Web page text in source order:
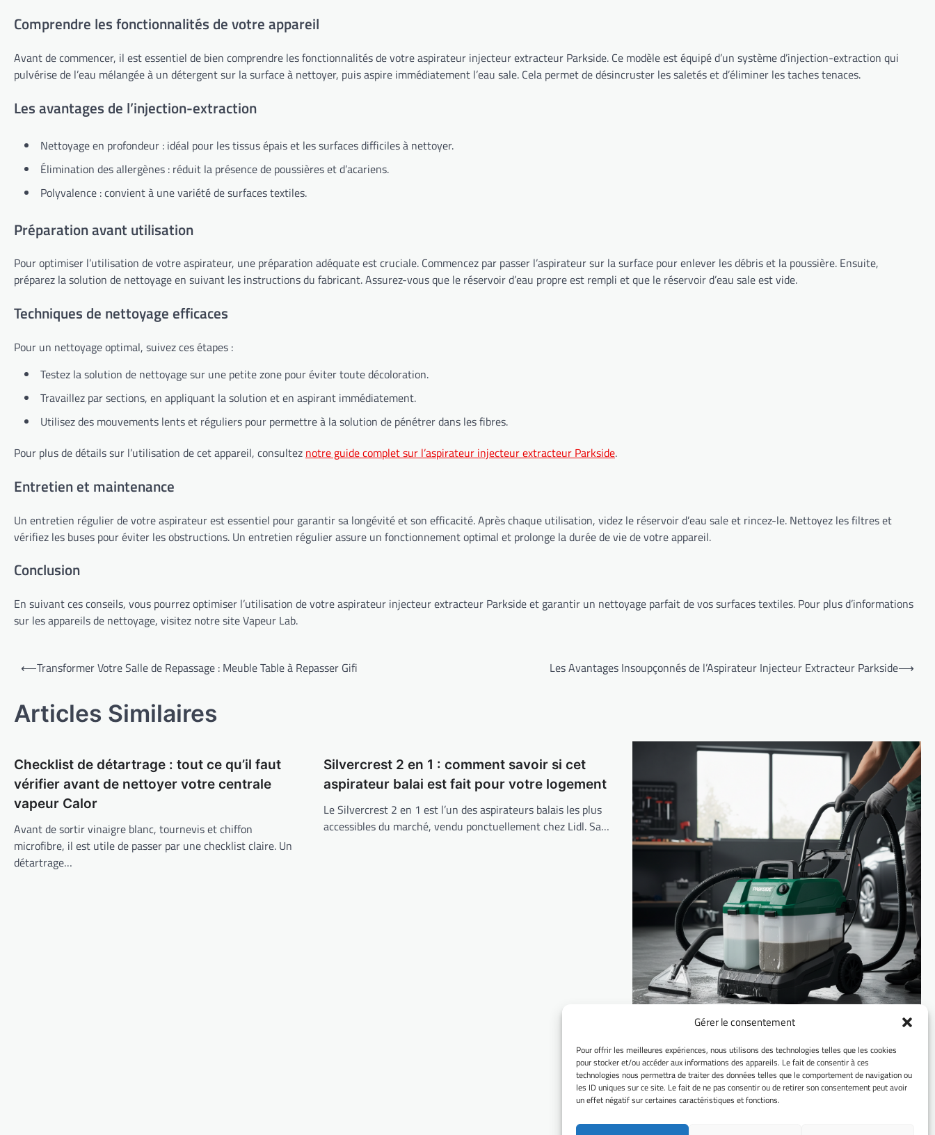
Gérer le consentement
Pour offrir les meilleures expériences, nous utilisons des technologies telles que les cookies
pour stocker et/ou accéder aux informations des appareils. Le fait de consentir à ces
technologies nous permettra de traiter des données telles que le comportement de navigation ou
les ID uniques sur ce site. Le fait de ne pas consentir ou de retirer son consentement peut avoir
un effet négatif sur certaines caractéristiques et fonctions.
Comprendre les fonctionnalités de votre appareil
Avant de commencer, il est essentiel de bien comprendre les fonctionnalités de votre aspirateur injecteur extracteur Parkside. Ce modèle est équipé d’un système d’injection-extraction qui
pulvérise de l’eau mélangée à un détergent sur la surface à nettoyer, puis aspire immédiatement l’eau sale. Cela permet de désincruster les saletés et d’éliminer les taches tenaces.
Les avantages de l’injection-extraction
Nettoyage en profondeur : idéal pour les tissus épais et les surfaces difficiles à nettoyer.
Élimination des allergènes : réduit la présence de poussières et d’acariens.
Polyvalence : convient à une variété de surfaces textiles.
Préparation avant utilisation
Pour optimiser l’utilisation de votre aspirateur, une préparation adéquate est cruciale. Commencez par passer l’aspirateur sur la surface pour enlever les débris et la poussière. Ensuite,
préparez la solution de nettoyage en suivant les instructions du fabricant. Assurez-vous que le réservoir d’eau propre est rempli et que le réservoir d’eau sale est vide.
Techniques de nettoyage efficaces
Pour un nettoyage optimal, suivez ces étapes :
Testez la solution de nettoyage sur une petite zone pour éviter toute décoloration.
Travaillez par sections, en appliquant la solution et en aspirant immédiatement.
Utilisez des mouvements lents et réguliers pour permettre à la solution de pénétrer dans les fibres.
Pour plus de détails sur l’utilisation de cet appareil, consultez notre guide complet sur l’aspirateur injecteur extracteur Parkside.
Entretien et maintenance
Un entretien régulier de votre aspirateur est essentiel pour garantir sa longévité et son efficacité. Après chaque utilisation, videz le réservoir d’eau sale et rincez-le. Nettoyez les filtres et
vérifiez les buses pour éviter les obstructions. Un entretien régulier assure un fonctionnement optimal et prolonge la durée de vie de votre appareil.
Conclusion
En suivant ces conseils, vous pourrez optimiser l’utilisation de votre aspirateur injecteur extracteur Parkside et garantir un nettoyage parfait de vos surfaces textiles. Pour plus d’informations
sur les appareils de nettoyage, visitez notre site Vapeur Lab.
Navigation
l’article
⟵Transformer Votre Salle de Repassage : Meuble Table à Repasser Gifi Les Avantages Insoupçonnés de l’Aspirateur Injecteur Extracteur Parkside⟶
Articles Similaires
Checklist de détartrage : tout ce qu’il faut
vérifier avant de nettoyer votre centrale
vapeur Calor
Avant de sortir vinaigre blanc, tournevis et chiffon
microfibre, il est utile de passer par une checklist claire. Un
détartrage…
Silvercrest 2 en 1 : comment savoir si cet
aspirateur balai est fait pour votre logement
Le Silvercrest 2 en 1 est l’un des aspirateurs balais les plus
accessibles du marché, vendu ponctuellement chez Lidl. Sa…
Les erreurs courantes à éviter avec votre
injecteur extracteur Parkside
Comprendre le fonctionnement de l’injecteur extracteur
essentiel de comprendre comment…